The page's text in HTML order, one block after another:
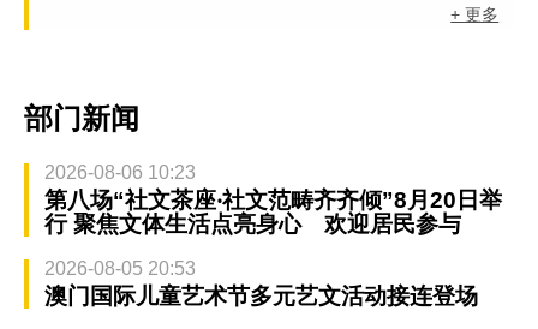
+ 更多
部门新闻
2026-08-06 10:23
第八场“社文茶座‧社文范畴齐齐倾”8月20日举
行 聚焦文体生活点亮身心 欢迎居民参与
2026-08-05 20:53
澳门国际儿童艺术节多元艺文活动接连登场